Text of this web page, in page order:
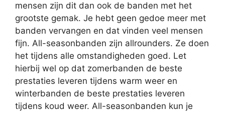
mensen zijn dit dan ook de banden met het
grootste gemak. Je hebt geen gedoe meer met
banden vervangen en dat vinden veel mensen
fijn. All-seasonbanden zijn allrounders. Ze doen
het tijdens alle omstandigheden goed. Let
hierbij wel op dat zomerbanden de beste
prestaties leveren tijdens warm weer en
winterbanden de beste prestaties leveren
tijdens koud weer. All-seasonbanden kun je